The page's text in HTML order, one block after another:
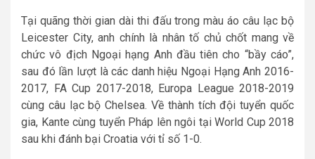
Tại quãng thời gian dài thi đấu trong màu áo câu lạc bộ
Leicester City, anh chính là nhân tố chủ chốt mang về
chức vô địch Ngoại hạng Anh đầu tiên cho “bầy cáo”,
sau đó lần lượt là các danh hiệu Ngoại Hạng Anh 2016-
2017, FA Cup 2017-2018, Europa League 2018-2019
cùng câu lạc bộ Chelsea. Về thành tích đội tuyển quốc
gia, Kante cùng tuyển Pháp lên ngôi tại World Cup 2018
sau khi đánh bại Croatia với tỉ số 1-0.